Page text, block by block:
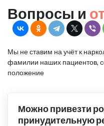
Вопросы и
Мы не ставим на учёт к
фамилии наших пациентов,
положение
Можно привезти
принудительную